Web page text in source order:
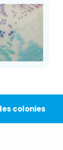
colonies